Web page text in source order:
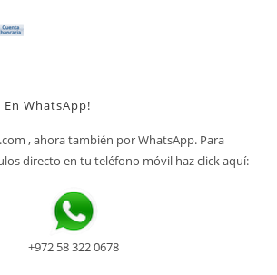
WhatsApp!
, ahora también por WhatsApp. Para
directo en tu teléfono móvil haz click aquí:
+972 58 322 0678